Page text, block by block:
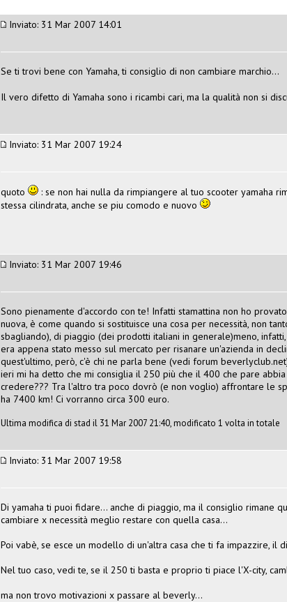
Inviato: 31 Mar 2007 14:01
Se ti trovi bene con Yamaha, ti consiglio di non cambiare marchio...
Il vero difetto di Yamaha sono i ricambi cari, ma la qualità non si
Inviato: 31 Mar 2007 19:24
quoto
: se non hai nulla da rimpiangere al tuo scooter yamaha
stessa cilindrata, anche se piu comodo e nuovo
Inviato: 31 Mar 2007 19:46
Sono pienamente d'accordo con te! Infatti stamattina non ho
nuova, è come quando si sostituisce una cosa per necessità, non
sbagliando), di piaggio (dei prodotti italiani in generale)meno,
era appena stato messo sul mercato per risanare un'azienda in
quest'ultimo, però, c'è chi ne parla bene (vedi forum
ieri mi ha detto che mi consiglia il 250 più che il 400 che pare
credere??? Tra l'altro tra poco dovrò (e non voglio) affrontare le
ha 7400 km! Ci vorranno circa 300 euro.
Ultima modifica di stad il 31 Mar 2007 21:40, modificato 1 volta in totale
Inviato: 31 Mar 2007 19:58
Di yamaha ti puoi fidare... anche di piaggio, ma il consiglio rimane
cambiare x necessità meglio restare con quella casa...
Poi vabè, se esce un modello di un'altra casa che ti fa impazzire, il
Nel tuo caso, vedi te, se il 250 ti basta e proprio ti piace l'X-city,
ma non trovo motivazioni x passare al beverly...